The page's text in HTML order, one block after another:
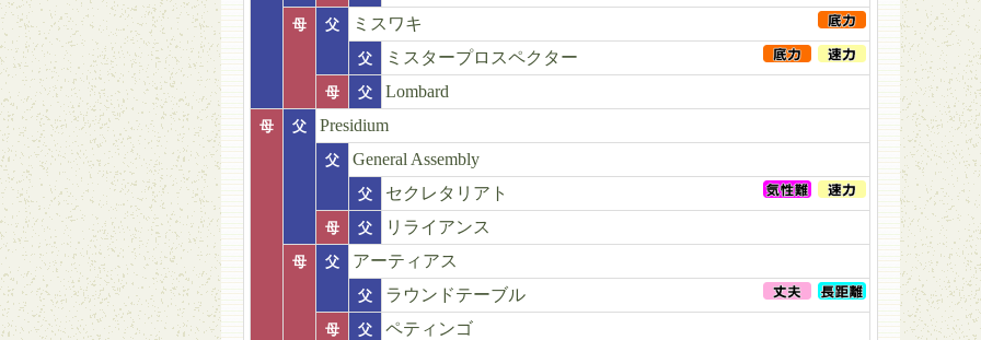
母 父 ミスワキ
父 ミスタープロスペクター
母 父 Lombard
母 父 Presidium
父 General Assembly
父 セクレタリアト
母 父 リライアンス
母 父 アーティアス
父 ラウンドテーブル
母 父 ペティンゴ